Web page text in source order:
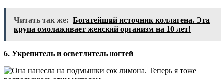
Читать так же: Богатейший источник коллагена. Эта
крупа омолаживает женский организм на 10 лет!
6. Укрепитель и осветлитель ногтей